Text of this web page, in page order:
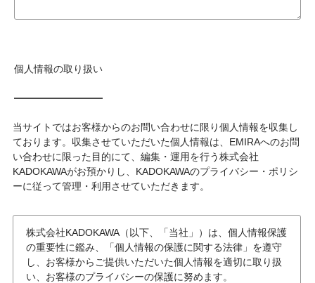
個人情報の取り扱い
当サイトではお客様からのお問い合わせに限り個人情報を収集し
ております。収集させていただいた個人情報は、EMIRAへのお問
い合わせに限った目的にて、編集・運用を行う株式会社
KADOKAWAがお預かりし、KADOKAWAのプライバシー・ポリシ
ーに従って管理・利用させていただきます。
株式会社KADOKAWA（以下、「当社」）は、個人情報保護
の重要性に鑑み、「個人情報の保護に関する法律」を遵守
し、お客様からご提供いただいた個人情報を適切に取り扱
い、お客様のプライバシーの保護に努めます。